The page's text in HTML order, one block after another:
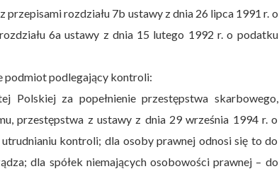
rozdziału 7b ustawy z dnia 26 lipca 1991 r. o
6a ustawy z dnia 15 lutego 1992 r. o podatku
podmiot podlegający kontroli:
Polskiej za popełnienie przestępstwa skarbowego,
przestępstwa z ustawy z dnia 29 września 1994 r. o
kontroli; dla osoby prawnej odnosi się to do
dla spółek niemających osobowości prawnej – do